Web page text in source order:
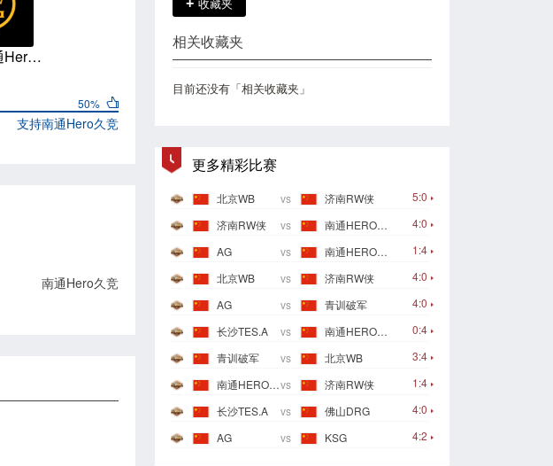
南通Hero久竞
50%
支持南通Hero久竞
南通Hero久竞
+ 收藏夹
相关收藏夹
目前还没有「相关收藏夹」
更多精彩比赛
5:0
北京WB vs
济南RW侠
4:0
济南RW侠 vs
南通HERO久竞
1:4
AG vs
南通HERO久竞
4:0
北京WB vs
济南RW侠
4:0
AG vs
青训破军
0:4
长沙TES.A vs
南通HERO久竞
3:4
青训破军 vs
北京WB
1:4
南通HERO久竞vs
济南RW侠
4:0
长沙TES.A vs
佛山DRG
4:2
AG vs KSG